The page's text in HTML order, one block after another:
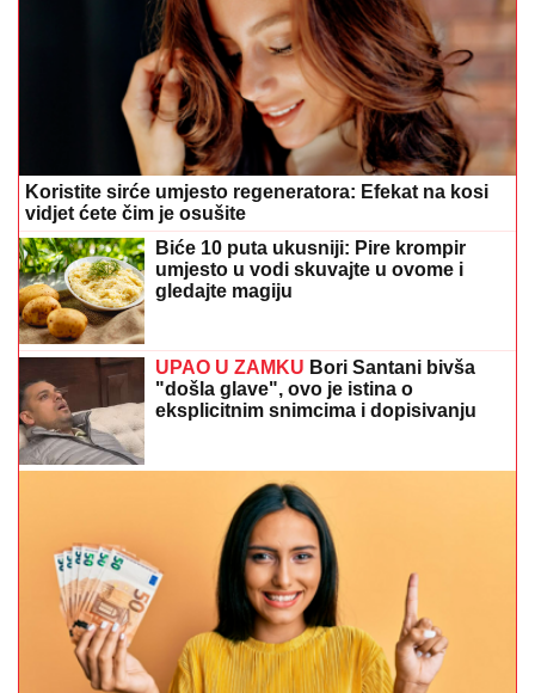
Koristite sirće umjesto regeneratora: Efekat na kosi
vidjet ćete čim je osušite
Biće 10 puta ukusniji: Pire krompir
umjesto u vodi skuvajte u ovome i
gledajte magiju
UPAO U ZAMKU Bori Santani bivša
"došla glave", ovo je istina o
eksplicitnim snimcima i dopisivanju